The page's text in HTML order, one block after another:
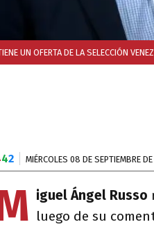
UN OFERTA DE LA SELECCIÓN
42 MIÉRCOLES 08 DE SEPTIEMBRE
iguel Ángel Russo
luego de su